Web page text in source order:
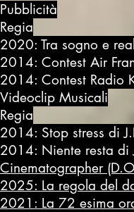
Pubblicità
Regia
2020: Tra sogno e
2014: Contest Air
2014: Contest Radio
Videoclip Musicali
Regia
2014: Stop stress di
2014: Niente resta di
Cinematographer
2025: La regola del
2021: La 72 esima